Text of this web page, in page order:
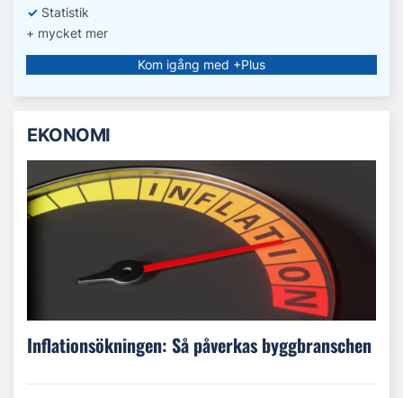
✓ Statistik
+ mycket mer
Kom igång med +Plus
EKONOMI
Inflationsökningen: Så påverkas byggbranschen